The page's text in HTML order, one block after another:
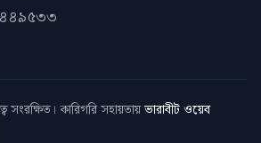
সংরক্ষিত। কারিগরি সহায়তায়ভারাবীট ওয়েব